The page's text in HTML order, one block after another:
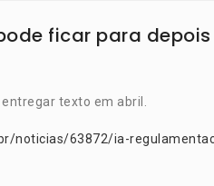
ficar para
texto em abril.
noticias/63872/ia-